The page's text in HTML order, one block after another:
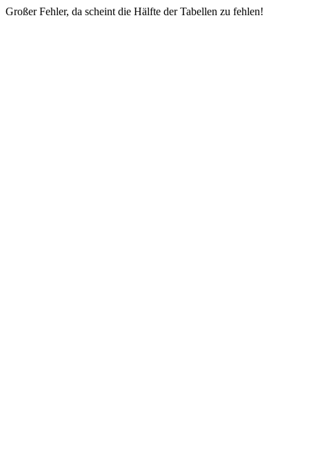
Großer Fehler, da scheint die Hälfte der Tabellen zu fehlen!